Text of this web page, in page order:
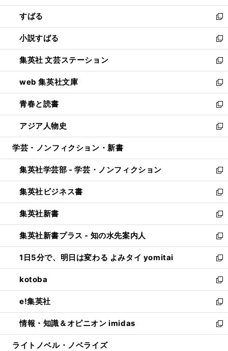
開
く
ウ
で
開
く
ン
ド
ウ
で
開
く
すばる
新
し
い
ウ
ィ
ン
ド
ウ
で
開
く
小説すばる
新
し
い
ウ
ィ
ン
ド
ウ
で
開
集英社 文芸ステーション
新
し
い
ウ
ィ
ン
ド
ウ
開
く
web 集英社文庫
新
し
い
ウ
ィ
ン
ウ
で
開
く
青春と読書
新
し
い
ウ
ン
ド
ウ
で
開
く
アジア人物史
新
し
ウ
ィ
ン
ド
ウ
で
開
く
学芸・ノンフィクション・新書
集英社学芸部 - 学芸・ノンフィクション
新
し
い
ウ
ィ
ン
ド
ウ
で
開
く
集英社ビジネス書
新
し
い
ウ
ィ
ン
ド
ウ
で
開
く
集英社新書
新
し
い
ウ
ィ
ン
ド
ウ
で
開
く
集英社新書プラス - 知の水先案内人
新
し
い
ウ
ィ
ン
ド
ウ
で
開
1日5分で、明日は変わる よみタイ yomitai
新
し
い
ウ
ィ
ン
ド
ウ
kotoba
新
し
い
ウ
ィ
ン
e!集英社
新
し
い
ウ
情報・知識＆オピニオン imidas
新
し
ライトノベル・ノベライズ